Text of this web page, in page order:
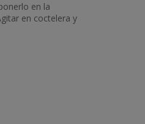
en la
en coctelera y